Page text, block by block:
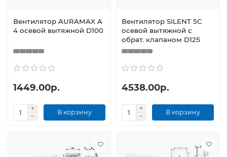
Вентилятор AURAMAX A
4 осевой вытяжной D100
1449.00р.
В корзину
Вентилятор SILENT 5C
осевой вытяжной с
обрат. клапаном D125
4538.00р.
В корзину